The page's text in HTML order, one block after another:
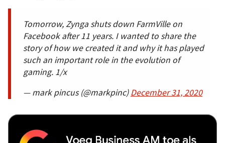
Tomorrow, Zynga shuts down FarmVille on
Facebook after 11 years. I wanted to share the
story of how we created it and why it has played
such an important role in the evolution of
gaming. 1/x
— mark pincus (@markpinc)December 31, 2020